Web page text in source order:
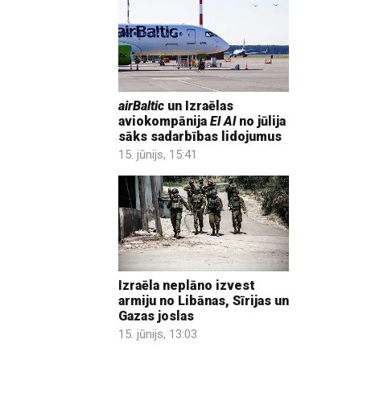
airBaltic un Izraēlas
aviokompānija El Alno jūlija
sāks sadarbības lidojumus
15. jūnijs, 15:41
Izraēla neplāno izvest
armiju no Libānas, Sīrijas un
Gazas joslas
15. jūnijs, 13:03